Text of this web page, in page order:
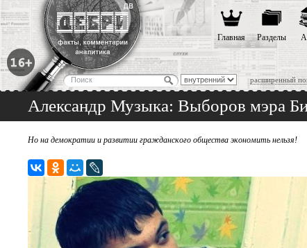
расширенный
Главная Разделы
Александр Музыка: Выборов мэра
Но на демократии и развитии гражданского общества экономить нельзя!